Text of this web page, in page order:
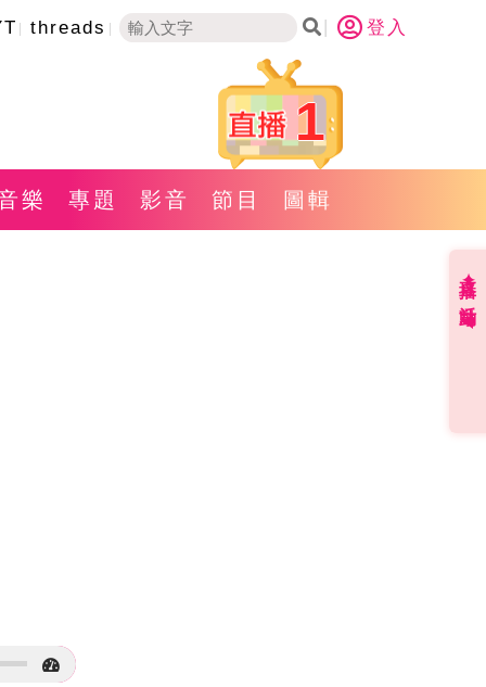
threads 登入
1
樂 專題 影音 節目 圖輯
直播✦活動